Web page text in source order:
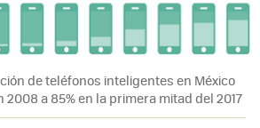
de teléfonos inteligentes en México
2008 a 85% en la primera mitad del 2017